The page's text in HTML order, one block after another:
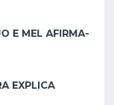
E MEL AFIRMA-
EXPLICA